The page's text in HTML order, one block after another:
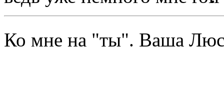
Ко мне на "ты". Ваша